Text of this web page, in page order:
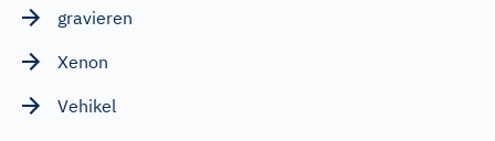
gravieren
Xenon
Vehikel